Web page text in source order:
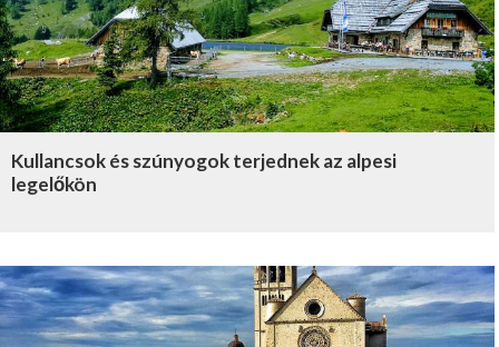
Kullancsok és szúnyogok terjednek az alpesi
legelőkön